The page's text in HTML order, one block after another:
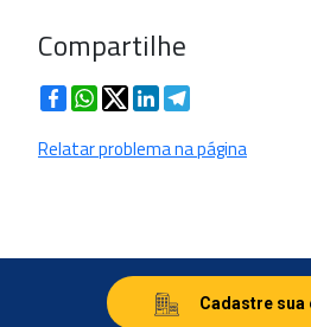
Compartilhe
FacebookWhatsApp
TwitterLinkedIn
Relatar problema na página
Cadastre sua